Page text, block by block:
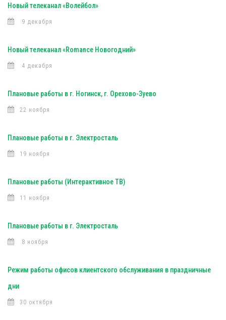
Новый телеканал «Волейбол»
9 декабря
Новый телеканал «Romance Новогодний»
4 декабря
Плановые работы в г. Ногинск, г. Орехово-Зуево
22 ноября
Плановые работы в г. Электросталь
19 ноября
Плановые работы (Интерактивное ТВ)
11 ноября
Плановые работы в г. Электросталь
8 ноября
Режим работы офисов клиентского обслуживания в праздничные
дни
30 октября